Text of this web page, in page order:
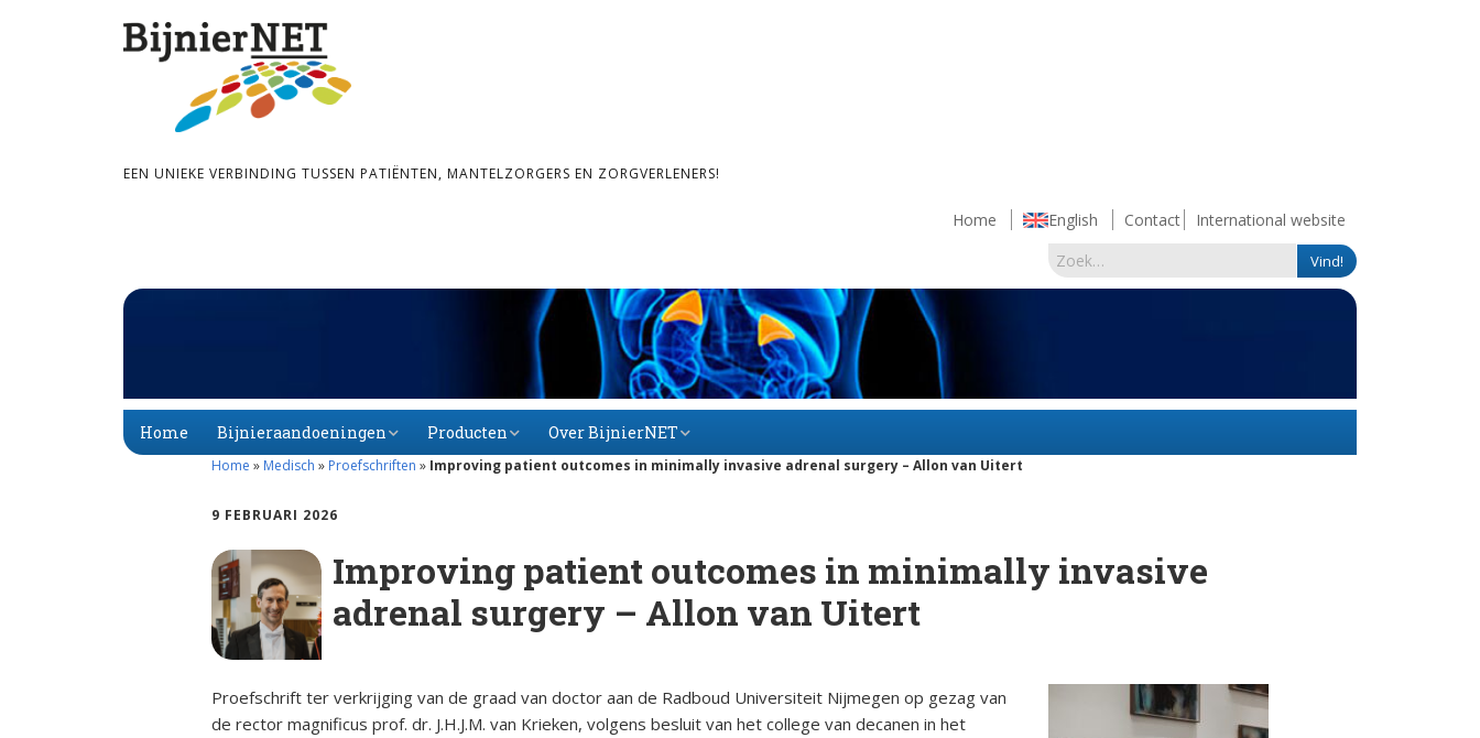
EEN UNIEKE VERBINDING TUSSEN PATIËNTEN, MANTELZORGERS EN ZORGVERLENERS!
Home English Contact International website
Home Bijnieraandoeningen
Secundaire
bijnierschorsinsufficië
ntie
bijnierschorsinsufficië
ntie
Syndroom van Cushing
Adrenogenitaal
syndroom (AGS)
hyperaldosteronisme
Producten
Bijnier app
Dossier
Over BijnierNET
Bestuursleden
Jaarverslagen
Home » Medisch » Proefschriften » Improving patient outcomes in minimally invasive adrenal surgery – Allon van Uitert
9 FEBRUARI 2026
Improving patient outcomes in minimally invasive
adrenal surgery – Allon van Uitert
Proefschrift ter verkrijging van de graad van doctor aan de Radboud Universiteit Nijmegen op gezag van
de rector magnificus prof. dr. J.H.J.M. van Krieken, volgens besluit van het college van decanen in het